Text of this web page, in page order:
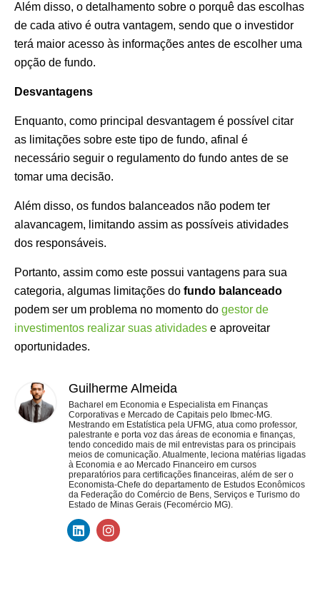
Além disso, o detalhamento sobre o porquê das escolhas
de cada ativo é outra vantagem, sendo que o investidor
terá maior acesso às informações antes de escolher uma
opção de fundo.
Desvantagens
Enquanto, como principal desvantagem é possível citar
as limitações sobre este tipo de fundo, afinal é
necessário seguir o regulamento do fundo antes de se
tomar uma decisão.
Além disso, os fundos balanceados não podem ter
alavancagem, limitando assim as possíveis atividades
dos responsáveis.
Portanto, assim como este possui vantagens para sua
categoria, algumas limitações do fundo balanceado
podem ser um problema no momento do gestor de
investimentos realizar suas atividades e aproveitar
oportunidades.
Guilherme Almeida
Bacharel em Economia e Especialista em Finanças
Corporativas e Mercado de Capitais pelo Ibmec-MG.
Mestrando em Estatística pela UFMG, atua como professor,
palestrante e porta voz das áreas de economia e finanças,
tendo concedido mais de mil entrevistas para os principais
meios de comunicação. Atualmente, leciona matérias ligadas
à Economia e ao Mercado Financeiro em cursos
preparatórios para certificações financeiras, além de ser o
Economista-Chefe do departamento de Estudos Econômicos
da Federação do Comércio de Bens, Serviços e Turismo do
Estado de Minas Gerais (Fecomércio MG).